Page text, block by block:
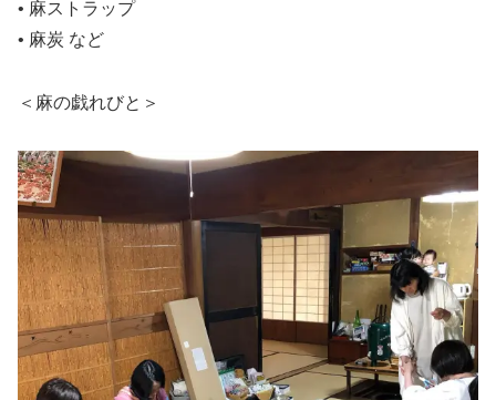
• 麻ストラップ
• 麻炭 など
＜麻の戯れびと＞